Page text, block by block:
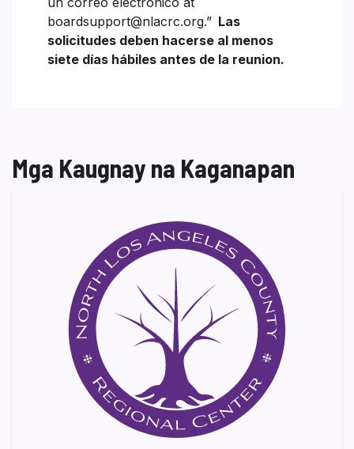
boardsupport@nlacrc.org.” Las
solicitudes deben hacerse al menos
siete días hábiles antes de la reunion.
Mga Kaugnay na Kaganapan